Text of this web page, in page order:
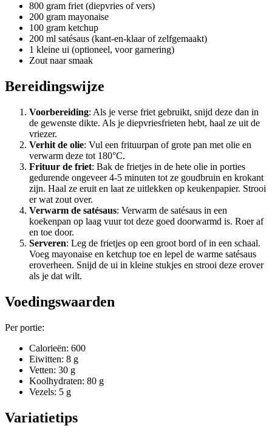
800 gram friet (diepvries of vers)
200 gram mayonaise
100 gram ketchup
200 ml satésaus (kant-en-klaar of zelfgemaakt)
1 kleine ui (optioneel, voor garnering)
Zout naar smaak
Bereidingswijze
Voorbereiding: Als je verse friet gebruikt, snijd deze dan in
de gewenste dikte. Als je diepvriesfrieten hebt, haal ze uit de
vriezer.
Verhit de olie: Vul een frituurpan of grote pan met olie en
verwarm deze tot 180°C.
Frituur de friet: Bak de frietjes in de hete olie in porties
gedurende ongeveer 4-5 minuten tot ze goudbruin en krokant
zijn. Haal ze eruit en laat ze uitlekken op keukenpapier. Strooi
er wat zout over.
Verwarm de satésaus: Verwarm de satésaus in een
koekenpan op laag vuur tot deze goed doorwarmd is. Roer af
en toe door.
Serveren: Leg de frietjes op een groot bord of in een schaal.
Voeg mayonaise en ketchup toe en lepel de warme satésaus
eroverheen. Snijd de ui in kleine stukjes en strooi deze erover
als je dat wilt.
Voedingswaarden
Per portie:
Calorieën: 600
Eiwitten: 8 g
Vetten: 30 g
Koolhydraten: 80 g
Vezels: 5 g
Variatietips